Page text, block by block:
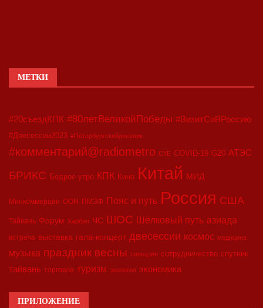
МЕТКИ
#20съездКПК #80летВеликойПобеды #ВизитСиВРоссию
#Двесессии2023 #Петербургскийдневник
#комментарий@radiometro CIIE COVID-19 G20 АТЭС
БРИКС Бодрое утро КПК Кино Китай МИД
Минкоммерции ООН ПМЭФ Пояс и путь Россия США
Тайвань Форум Харбин ЧС ШОС Шёлковый путь азиада
встреча выставка гала-концерт двесессии космос медицина
музыка праздник весны синьцзян сотрудничество спутник
тайвань торговля туризм экология экономика
ПРИЛОЖЕНИЕ